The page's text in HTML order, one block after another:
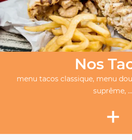
Nos
menu tacos classique, menu
suprême, ...
+